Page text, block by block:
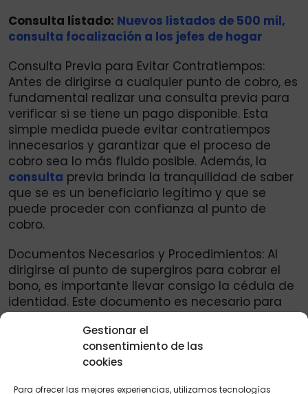
Gestionar el
consentimiento de las
cookies
Para ofrecer las mejores experiencias, utilizamos tecnologías
Consulta listado: Nuevos listados de 500 mil,
consulta focalización a los jefes de hogar
Consulta Previa para Evitar Contratiempos:
Antes de dirigirse a cualquier punto de cobro, es
fundamental realizar una consulta previa para
verificar si se tiene un pago disponible. Esta
simple medida puede evitar contratiempos
innecesarios y garantizar que el proceso de
cobro sea lo más fluido posible. Además, la
consulta previa brinda la tranquilidad de saber
que se es un beneficiario legítimo y que se
puede proceder con confianza al punto de
cobro.
Documentos Necesarios y Procedimientos: Al
dirigirse al punto de supergiros para cobrar el
bono, es importante llevar consigo la cédula de
identidad. Este documento es necesario para
validar la identidad del beneficiario y asegurar
que se realice el pago de manera adecuada.
Una vez en el punto de cobro, el beneficiario
simplemente debe presentar su cédula y seguir